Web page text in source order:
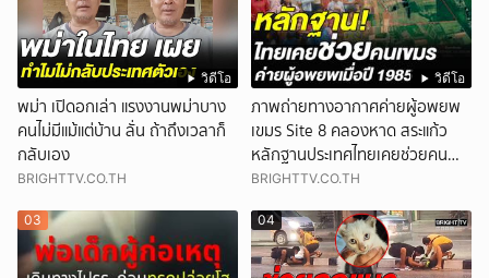
วิดีโอ
พม่า เปิดอกเล่า แรงงานพม่าบาง
คนไม่มีแม้แต่บ้าน ลั่น ถ้าถึงเวลาก็
กลับเอง
BRIGHTTV.CO.TH
วิดีโอ
ภาพถ่ายทางอากาศค่ายผู้อพยพ
เขมร Site 8 คลองหาด สระแก้ว
หลักฐานประเทศไทยเคยช่วยคน
เขมร
BRIGHTTV.CO.TH
03 04